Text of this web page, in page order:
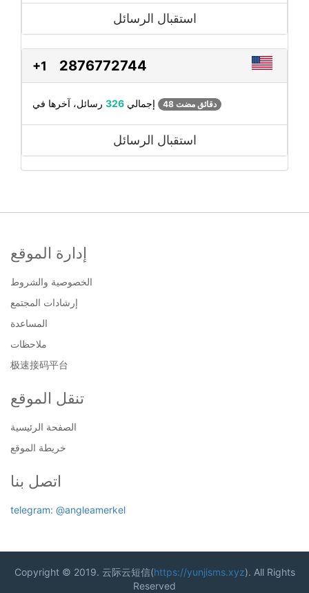
استقبال الرسائل
+1 2876772744
إجمالي 326 48 دقائق مضت
استقبال الرسائل
إدارة الموقع
الخصوصية والشروط
إرشادات المجتمع
المساعدة
ملاحظات
极速接码平台
تنقل الموقع
الصفحة الرئيسية
خريطة الموقع
اتصل بنا
telegram: @angleamerkel
Copyright © 2019. 云际云短信(https://yunjisms.xyz). All Rights
Reserved